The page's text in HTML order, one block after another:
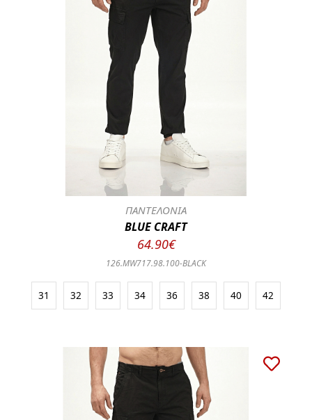
ΠΑΝΤΕΛΟΝΙΑ
BLUE CRAFT
64.90€
126.MW717.98.100-BLACK
31 32 33 34 36 38 40 42